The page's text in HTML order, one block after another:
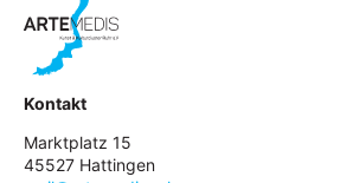
Kontakt
Marktplatz 15
45527 Hattingen